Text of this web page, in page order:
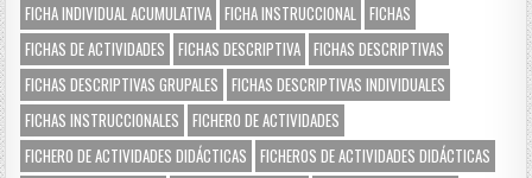
FICHA INDIVIDUAL ACUMULATIVA FICHA INSTRUCCIONAL FICHAS
FICHAS DE ACTIVIDADES
FICHAS DESCRIPTIVA FICHAS DESCRIPTIVAS
FICHAS DESCRIPTIVAS GRUPALES
FICHAS DESCRIPTIVAS INDIVIDUALES
FICHAS INSTRUCCIONALES
FICHERO DE ACTIVIDADES
FICHERO DE ACTIVIDADES DIDÁCTICAS
FICHEROS DE ACTIVIDADES DIDÁCTICAS